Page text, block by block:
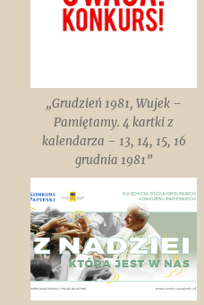
„Grudzień 1981, Wujek –
Pamiętamy. 4 kartki z
kalendarza – 13, 14, 15, 16
grudnia 1981”